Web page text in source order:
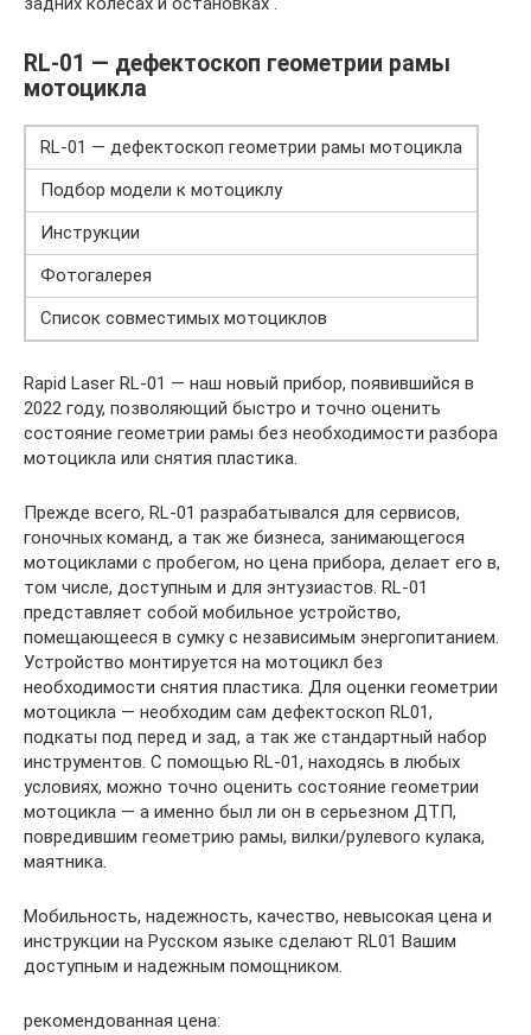
RL-01 — дефектоскоп геометрии рамы
мотоцикла
RL-01 — дефектоскоп геометрии рамы мотоцикла
Подбор модели к мотоциклу
Инструкции
Фотогалерея
Список совместимых мотоциклов
Rapid Laser RL-01 — наш новый прибор, появившийся в
2022 году, позволяющий быстро и точно оценить
состояние геометрии рамы без необходимости разбора
мотоцикла или снятия пластика.
Прежде всего, RL-01 разрабатывался для сервисов,
гоночных команд, а так же бизнеса, занимающегося
мотоциклами с пробегом, но цена прибора, делает его в,
том числе, доступным и для энтузиастов. RL-01
представляет собой мобильное устройство,
помещающееся в сумку с независимым энергопитанием.
Устройство монтируется на мотоцикл без
необходимости снятия пластика. Для оценки геометрии
мотоцикла — необходим сам дефектоскоп RL01,
подкаты под перед и зад, а так же стандартный набор
инструментов. С помощью RL-01, находясь в любых
условиях, можно точно оценить состояние геометрии
мотоцикла — а именно был ли он в серьезном ДТП,
повредившим геометрию рамы, вилки/рулевого кулака,
маятника.
Мобильность, надежность, качество, невысокая цена и
инструкции на Русском языке сделают RL01 Вашим
доступным и надежным помощником.
рекомендованная цена: